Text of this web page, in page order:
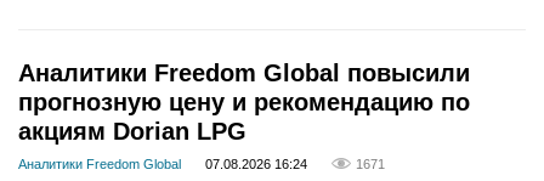
Аналитики Freedom Global повысили
прогнозную цену и рекомендацию по
акциям Dorian LPG
Аналитики Freedom Global 07.08.2026 16:24 1671